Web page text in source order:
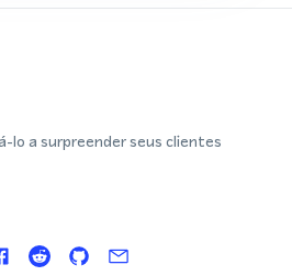
lo a surpreender seus clientes